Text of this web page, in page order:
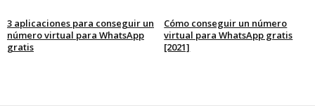
3 aplicaciones para conseguir un
número virtual para WhatsApp
gratis
Cómo conseguir un número
virtual para WhatsApp gratis
[2021]